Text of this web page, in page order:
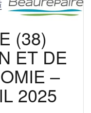
(38)
ET DE
–
2025